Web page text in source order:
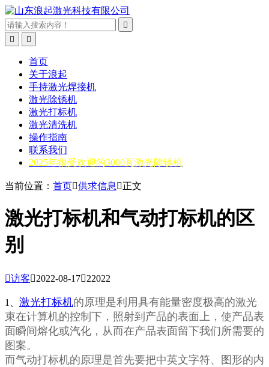



首页
关于浪起
手持激光焊接机
激光除锈机
激光打标机
激光清洗机
操作指南
联系我们
2025年很受欢迎的3000瓦激光除锈机
当前位置： 首页供求信息 正文
激光打标机和气动打标机的区
别
访客2022-08-1722022
1、 激光打标机的原理是利用具有能量密度极高的激光
束在计算机的控制下，照射到产品的表面上，使产品表
面瞬间熔化或汽化，从而在产品表面留下我们所需要的
图案。
而气动打标机的原理是首先要把中英文字符、图形的内